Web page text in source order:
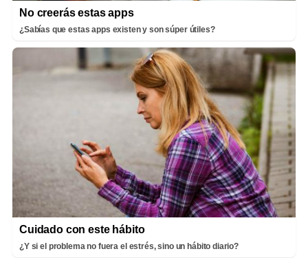
No creerás estas apps
¿Sabías que estas apps existen y son súper útiles?
Cuidado con este hábito
¿Y si el problema no fuera el estrés, sino un hábito diario?